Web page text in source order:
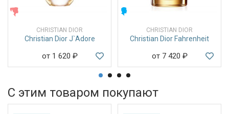
CHRISTIAN DIOR
Christian Dior J`Adore
от 1 620 ₽
CHRISTIAN DIOR
Christian Dior Fahrenheit
от 7 420 ₽
С этим товаром покупают